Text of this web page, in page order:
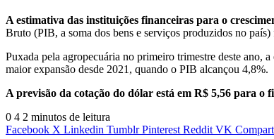
A estimativa das instituições financeiras para o
Bruto (PIB, a soma dos bens e serviços produzidos no
Puxada pela agropecuária no primeiro trimestre deste ano,
maior expansão desde 2021, quando o PIB alcançou 4,8%.
A previsão da cotação do dólar está em R$ 5,56 para o
0 4 2 minutos de leitura
Facebook X Linkedin Tumblr Pinterest Reddit VK